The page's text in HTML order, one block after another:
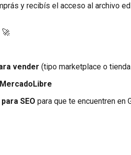
y recibís el acceso al archivo
🚀
vender (tipo marketplace o
SEO para que te encuentren en